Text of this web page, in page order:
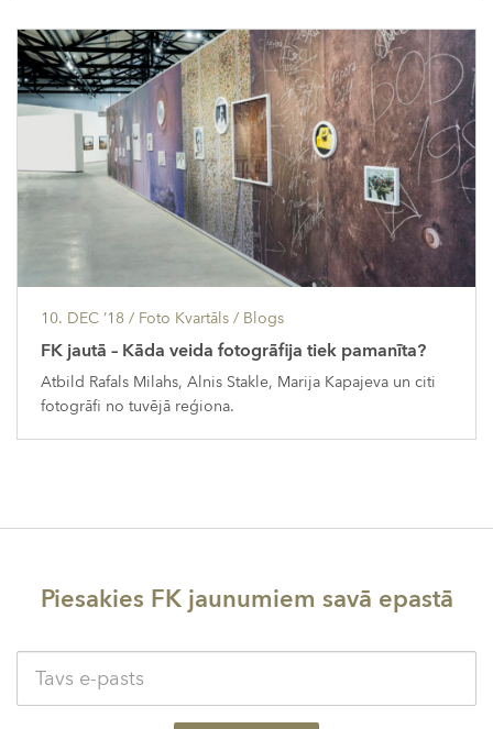
10. DEC ’18 / Foto Kvartāls / Blogs
FK jautā – Kāda veida fotogrāfija tiek pamanīta?
Atbild Rafals Milahs, Alnis Stakle, Marija Kapajeva un citi
fotogrāfi no tuvējā reģiona.
Piesakies FK jaunumiem savā epastā